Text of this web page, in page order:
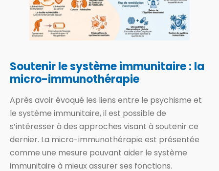
Soutenir le système immunitaire : la
micro-immunothérapie
Après avoir évoqué les liens entre le psychisme et
le système immunitaire, il est possible de
s’intéresser à des approches visant à soutenir ce
dernier. La micro-immunothérapie est présentée
comme une mesure pouvant aider le système
immunitaire à mieux assurer ses fonctions.